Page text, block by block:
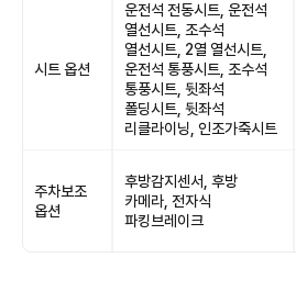
시트 옵션
운전석 전동시트, 운전석
열선시트, 조수석
열선시트, 2열 열선시트,
운전석 통풍시트, 조수석
통풍시트, 뒷좌석
폴딩시트, 뒷좌석
리클라이닝, 인조가죽시트
주차보조
옵션
후방감지센서, 후방
카메라, 전자식
파킹브레이크